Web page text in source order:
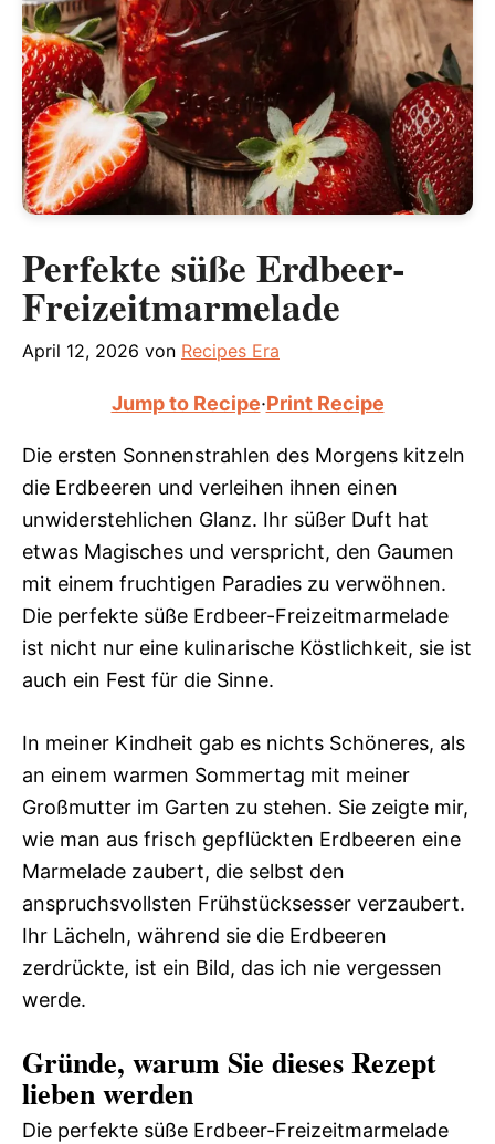
Perfekte süße Erdbeer-
Freizeitmarmelade
April 12, 2026 von Recipes Era
Jump to Recipe·Print Recipe
Die ersten Sonnenstrahlen des Morgens kitzeln
die Erdbeeren und verleihen ihnen einen
unwiderstehlichen Glanz. Ihr süßer Duft hat
etwas Magisches und verspricht, den Gaumen
mit einem fruchtigen Paradies zu verwöhnen.
Die perfekte süße Erdbeer-Freizeitmarmelade
ist nicht nur eine kulinarische Köstlichkeit, sie ist
auch ein Fest für die Sinne.
In meiner Kindheit gab es nichts Schöneres, als
an einem warmen Sommertag mit meiner
Großmutter im Garten zu stehen. Sie zeigte mir,
wie man aus frisch gepflückten Erdbeeren eine
Marmelade zaubert, die selbst den
anspruchsvollsten Frühstücksesser verzaubert.
Ihr Lächeln, während sie die Erdbeeren
zerdrückte, ist ein Bild, das ich nie vergessen
werde.
Gründe, warum Sie dieses Rezept
lieben werden
Die perfekte süße Erdbeer-Freizeitmarmelade